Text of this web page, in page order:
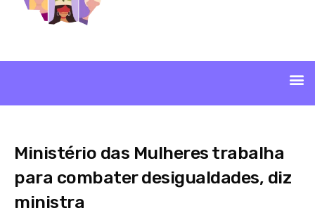
Ministério das Mulheres trabalha
para combater desigualdades, diz
ministra